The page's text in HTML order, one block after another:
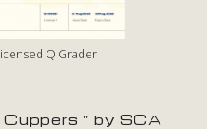
Q Grader
Cuppers ” by SCA